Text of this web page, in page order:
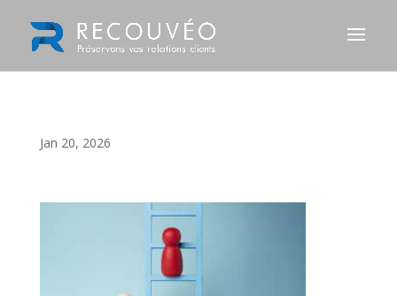
Jan 20, 2026